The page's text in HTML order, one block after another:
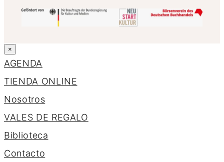
×
AGENDA
TIENDA ONLINE
Nosotros
VALES DE REGALO
Biblioteca
Contacto